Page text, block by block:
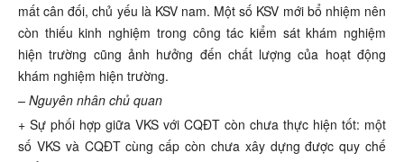
mất cân đối, chủ yếu là KSV nam. Một số KSV mới bổ nhiệm nên
còn thiếu kinh nghiệm trong công tác kiểm sát khám nghiệm
hiện trường cũng ảnh hưởng đến chất lượng của hoạt động
khám nghiệm hiện trường.
– Nguyên nhân chủ quan
+ Sự phối hợp giữa VKS với CQĐT còn chưa thực hiện tốt: một
số VKS và CQĐT cùng cấp còn chưa xây dựng được quy chế